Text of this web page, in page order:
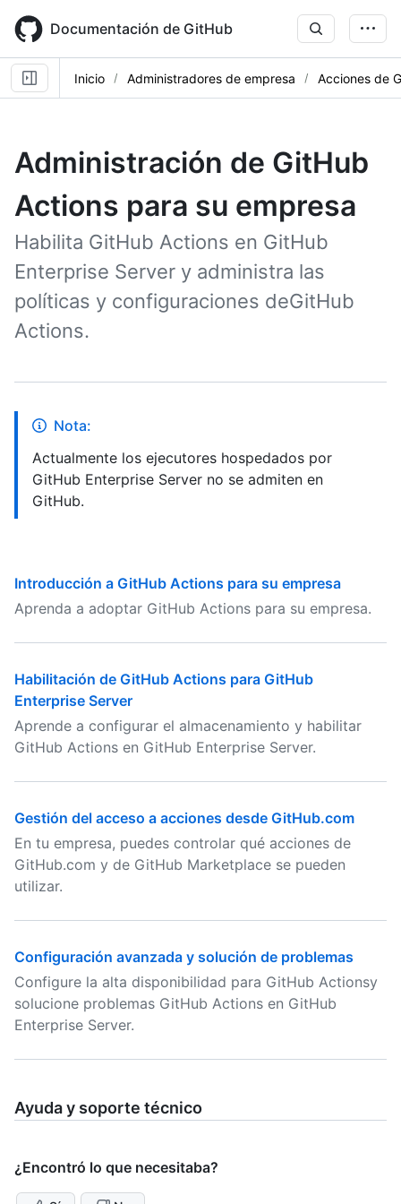
main
content
Documentación de GitHub
Inicio Administradores de empresa Acciones de
Administración de GitHub
Actions para su empresa
Habilita GitHub Actions en GitHub
Enterprise Server y administra las
políticas y configuraciones deGitHub
Actions.
Nota:
Actualmente los ejecutores hospedados por
GitHub Enterprise Server no se admiten en
GitHub.
Introducción a GitHub Actions para su empresa
Aprenda a adoptar GitHub Actions para su empresa.
Habilitación de GitHub Actions para GitHub
Enterprise Server
Aprende a configurar el almacenamiento y habilitar
GitHub Actions en GitHub Enterprise Server.
Gestión del acceso a acciones desde GitHub.com
En tu empresa, puedes controlar qué acciones de
GitHub.com y de GitHub Marketplace se pueden
utilizar.
Configuración avanzada y solución de problemas
Configure la alta disponibilidad para GitHub Actionsy
solucione problemas GitHub Actions en GitHub
Enterprise Server.
Ayuda y soporte técnico
¿Encontró lo que necesitaba?